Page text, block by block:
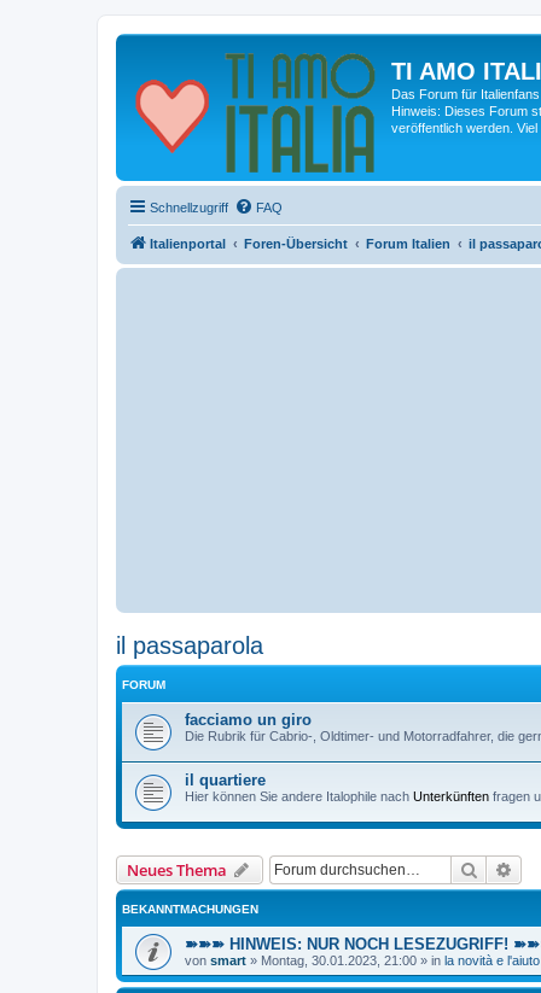
TI AMO
Das Forum für
Hinweis: Dieses Forum
veröffentlich werden.
Schnellzugriff FAQ
Italienportal Foren-Übersicht Forum Italien il
il passaparola
FORUM
facciamo un giro
Die Rubrik für Cabrio-, Oldtimer- und Motorradfahrer, die
il quartiere
Hier können Sie andere Italophile nach Unterkünften fragen
Neues Thema Suche
BEKANNTMACHUNGEN
➽➽➽ HINWEIS: NUR NOCH LESEZUGRIFF!
von smart » Montag, 30.01.2023, 21:00 » in la novità e l'aiuto